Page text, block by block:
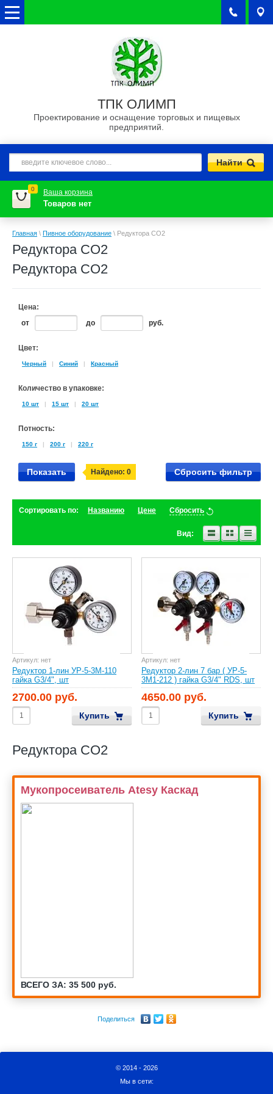
ТПК ОЛИМП
Проектирование и оснащение торговых и пищевых
предприятий.
0 Ваша корзина
Товаров нет
Мукопросеиватель Atesy Каскад
ВСЕГО ЗА: 35 500 руб.
Поделиться
Главная \ Пивное оборудование \ Редуктора CO2
Редуктора CO2
Редуктора CO2
Цена:
от
до руб.
Цвет:
Черный | Синий | Красный
Количество в упаковке:
10 шт | 15 шт | 20 шт
Потность:
150 г | 200 г | 220 г
Показать Найдено: 0 Сбросить фильтр
Сортировать по: Названию Цене Сбросить
Вид:
Артикул: нет
Редуктор 1-лин УР-5-3М-110
гайка G3/4", шт
2700.00 руб.
Купить
Артикул: нет
Редуктор 2-лин 7 бар ( УР-5-
3М1-212 ) гайка G3/4" RDS, шт
4650.00 руб.
Купить
Редуктора CO2
© 2014 - 2026
Мы в сети: